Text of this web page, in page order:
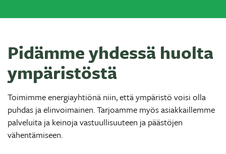
Pidämme yhdessä huolta
ympäristöstä
Toimimme energiayhtiönä niin, että ympäristö voisi olla
puhdas ja elinvoimainen. Tarjoamme myös asiakkaillemme
palveluita ja keinoja vastuullisuuteen ja päästöjen
vähentämiseen.